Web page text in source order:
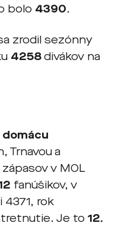
bolo 4390.
zrodil sezónny
4258divákov na
Trnavou a
v MOL
fanúšikov, v
4371, rok
Je to 12.